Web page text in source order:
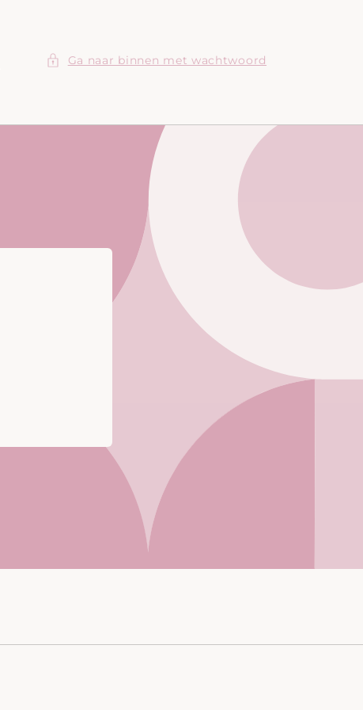
Ga naar binnen met wachtwoord